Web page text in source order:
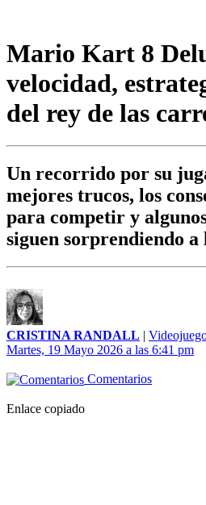
Mario Kart 8
velocidad,
del rey de las
Un recorrido por su
mejores trucos, los
para competir y
siguen sorprendiendo a
CRISTINA RANDALL |
Martes, 19 Mayo 2026 a las 6:41 pm
Comentarios
Enlace copiado